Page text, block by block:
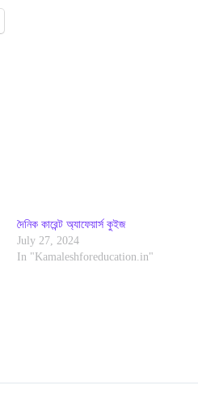
দৈনিক কারেন্ট অ্যাফেয়ার্স কুইজ
July 27, 2024
In "Kamaleshforeducation.in"